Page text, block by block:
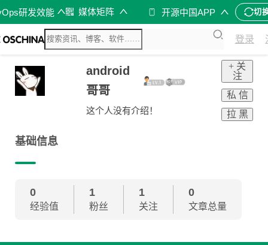
研发效能 媒体矩阵 开源中国APP 切
登录
android
哥哥
这个人没有介绍！
+ 关
注
私 信
拉 黑
基础信息
0
经验值
1
粉丝
1
关注
0
文章总量